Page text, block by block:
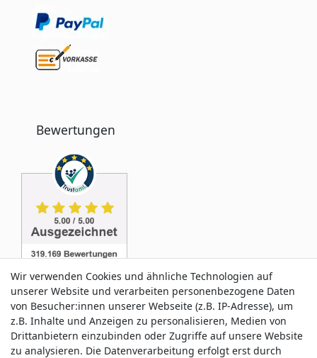
Bewertungen
Service & Kontakt
Wir verwenden Cookies und ähnliche Technologien auf
unserer Website und verarbeiten personenbezogene Daten
von Besucher:innen unserer Webseite (z.B. IP-Adresse), um
z.B. Inhalte und Anzeigen zu personalisieren, Medien von
Drittanbietern einzubinden oder Zugriffe auf unsere Website
zu analysieren. Die Datenverarbeitung erfolgt erst durch